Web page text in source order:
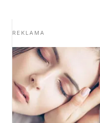
REKLAMA